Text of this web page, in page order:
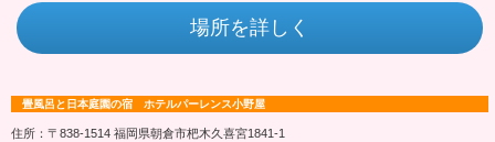
場所を詳しく
畳風呂と日本庭園の宿 ホテルパーレンス小野屋
住所：〒838-1514 福岡県朝倉市杷木久喜宮1841-1